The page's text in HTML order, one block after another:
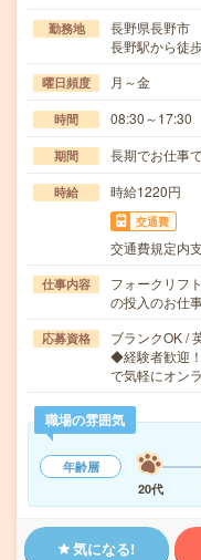
勤務地
長野県長野市
長野駅から徒
曜日頻度 月～金
時間 08:30～17:30
期間 長期でお仕事
時給 時給1220円
交通費
交通費規定内
仕事内容
フォークリフ
の投入のお仕
応募資格
ブランクOK /
◆経験者歓迎
で気軽にオン
職場の雰囲気
年齢層
20代
気になる!